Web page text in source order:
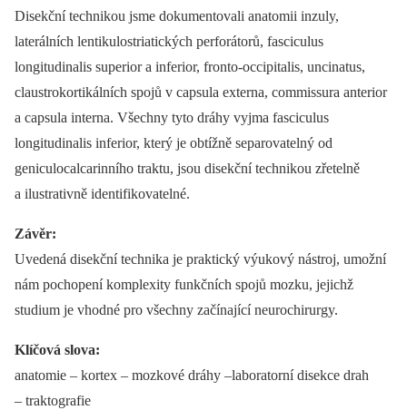
Disekční technikou jsme dokumentovali anatomii inzuly,
laterálních lentikulostriatických perforátorů, fasciculus
longitudinalis superior a inferior, fronto-occipitalis, uncinatus,
claustrokortikálních spojů v capsula externa, commissura anterior
a capsula interna. Všechny tyto dráhy vyjma fasciculus
longitudinalis inferior, který je obtížně separovatelný od
geniculocalcarinního traktu, jsou disekční technikou zřetelně
a ilustrativně identifikovatelné.
Závěr:
Uvedená disekční technika je praktický výukový nástroj, umožní
nám pochopení komplexity funkčních spojů mozku, jejichž
studium je vhodné pro všechny začínající neurochirurgy.
Klíčová slova:
anatomie –⁠ kortex –⁠ mozkové dráhy –laboratorní disekce drah
–⁠ traktografie